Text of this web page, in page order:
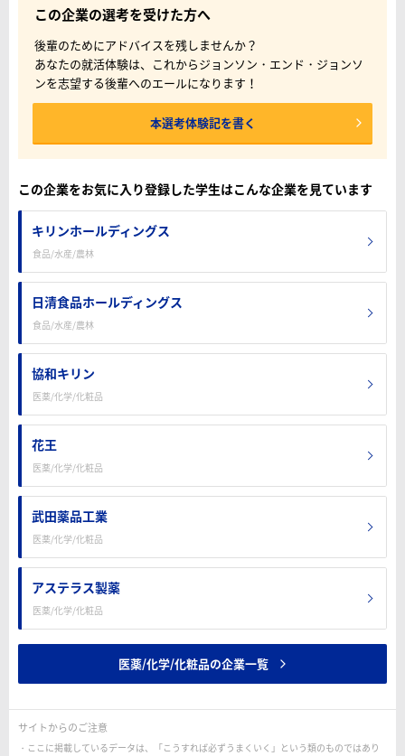
この企業の選考を受けた方へ
後輩のためにアドバイスを残しませんか？
あなたの就活体験は、これからジョンソン・エンド・ジョンソ
ンを志望する後輩へのエールになります！
本選考体験記を書く
この企業をお気に入り登録した学生はこんな企業を見ています
キリンホールディングス
食品/水産/農林
日清食品ホールディングス
食品/水産/農林
協和キリン
医薬/化学/化粧品
花王
医薬/化学/化粧品
武田薬品工業
医薬/化学/化粧品
アステラス製薬
医薬/化学/化粧品
医薬/化学/化粧品の企業一覧
サイトからのご注意
ここに掲載しているデータは、「こうすれば必ずうまくいく」という類のものではあり